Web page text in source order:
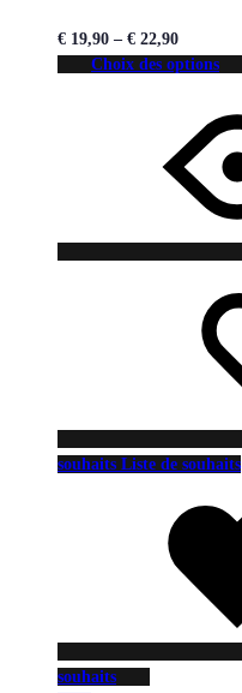
€ 19,90 – € 22,90
Choix des options
souhaits Liste de souhaits
souhaits